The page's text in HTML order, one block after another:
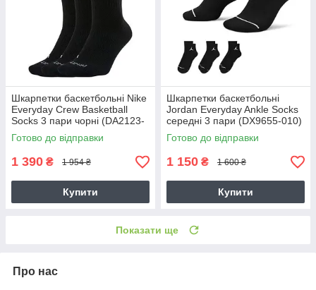
Шкарпетки баскетбольні Nike
Everyday Crew Basketball
Socks 3 пари чорні (DA2123-
010)
Готово до відправки
1 390 ₴ 1 954 ₴
Купити
Шкарпетки баскетбольні
Jordan Everyday Ankle Socks
середні 3 пари (DX9655-010)
Готово до відправки
1 150 ₴ 1 600 ₴
Купити
Показати ще
Про нас